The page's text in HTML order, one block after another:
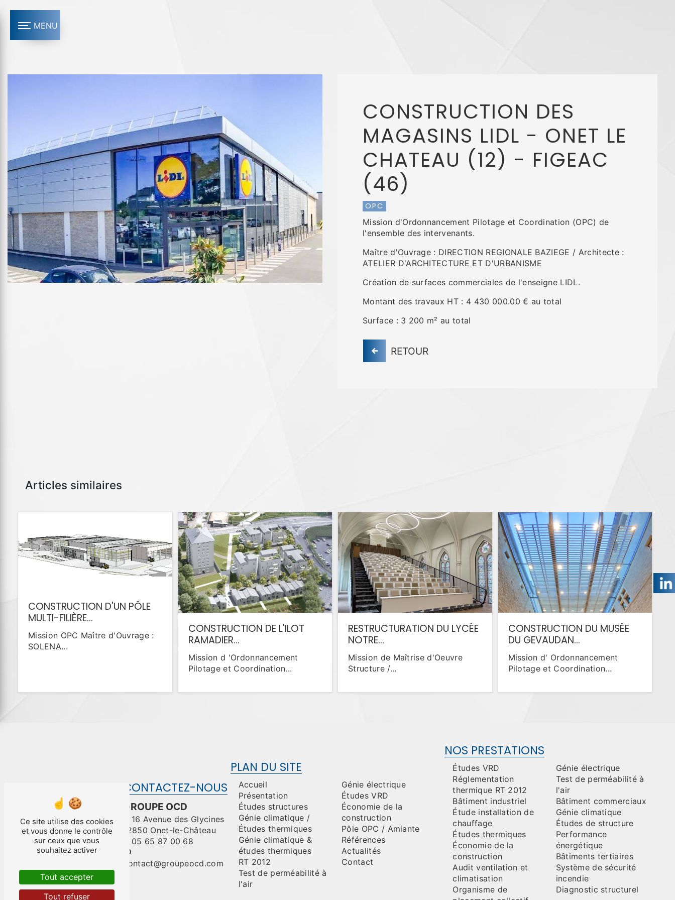
MENU
CONSTRUCTION DES
MAGASINS LIDL - ONET LE
CHATEAU (12) - FIGEAC
(46)
OPC
Mission d'Ordonnancement Pilotage et Coordination (OPC) de
l'ensemble des intervenants.
Maître d'Ouvrage : DIRECTION REGIONALE BAZIEGE / Architecte :
ATELIER D'ARCHITECTURE ET D'URBANISME
Création de surfaces commerciales de l'enseigne LIDL.
Montant des travaux HT : 4 430 000.00 € au total
Surface : 3 200 m² au total
RETOUR
Articles similaires
CONSTRUCTION D'UN PÔLE
MULTI-FILIÈRE...
Mission OPC Maître d'Ouvrage :
SOLENA...
CONSTRUCTION DE L'ILOT
RAMADIER...
Mission d 'Ordonnancement
Pilotage et Coordination...
RESTRUCTURATION DU LYCÉE
NOTRE...
Mission de Maîtrise d'Oeuvre
Structure /...
CONSTRUCTION DU MUSÉE
DU GEVAUDAN...
Mission d' Ordonnancement
Pilotage et Coordination...
CONTACTEZ-NOUS
GROUPE OCD
16 Avenue des Glycines
12850 Onet-le-Château
05 65 87 00 68
contact@groupeocd.com
PLAN DU SITE
Accueil
Présentation
Études structures
Génie climatique /
Études thermiques
Génie climatique &
études thermiques
RT 2012
Test de perméabilité à
l'air
Génie électrique
Études VRD
Économie de la
construction
Pôle OPC / Amiante
Références
Actualités
Contact
NOS PRESTATIONS
Études VRD
Réglementation
thermique RT 2012
Bâtiment industriel
Étude installation de
chauffage
Études thermiques
Économie de la
construction
Audit ventilation et
climatisation
Organisme de
Génie électrique
Test de perméabilité à
l'air
Bâtiment commerciaux
Génie climatique
Études de structure
Performance
énergétique
Bâtiments tertiaires
Système de sécurité
incendie
Diagnostic structurel
Ce site utilise des cookies
et vous donne le contrôle
sur ceux que vous
souhaitez activer
Tout accepter
Tout refuser